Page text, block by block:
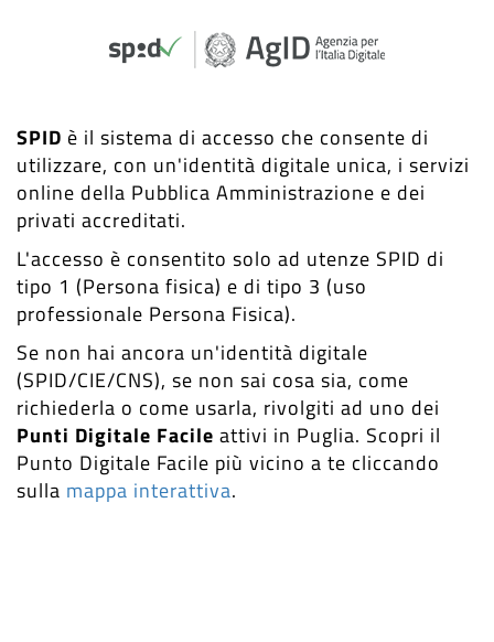
SPID è il sistema di accesso che consente di
utilizzare, con un'identità digitale unica, i servizi
online della Pubblica Amministrazione e dei
privati accreditati.
L'accesso è consentito solo ad utenze SPID di
tipo 1 (Persona fisica) e di tipo 3 (uso
professionale Persona Fisica).
Se non hai ancora un'identità digitale
(SPID/CIE/CNS), se non sai cosa sia, come
richiederla o come usarla, rivolgiti ad uno dei
Punti Digitale Facile attivi in Puglia. Scopri il
Punto Digitale Facile più vicino a te cliccando
sulla mappa interattiva.